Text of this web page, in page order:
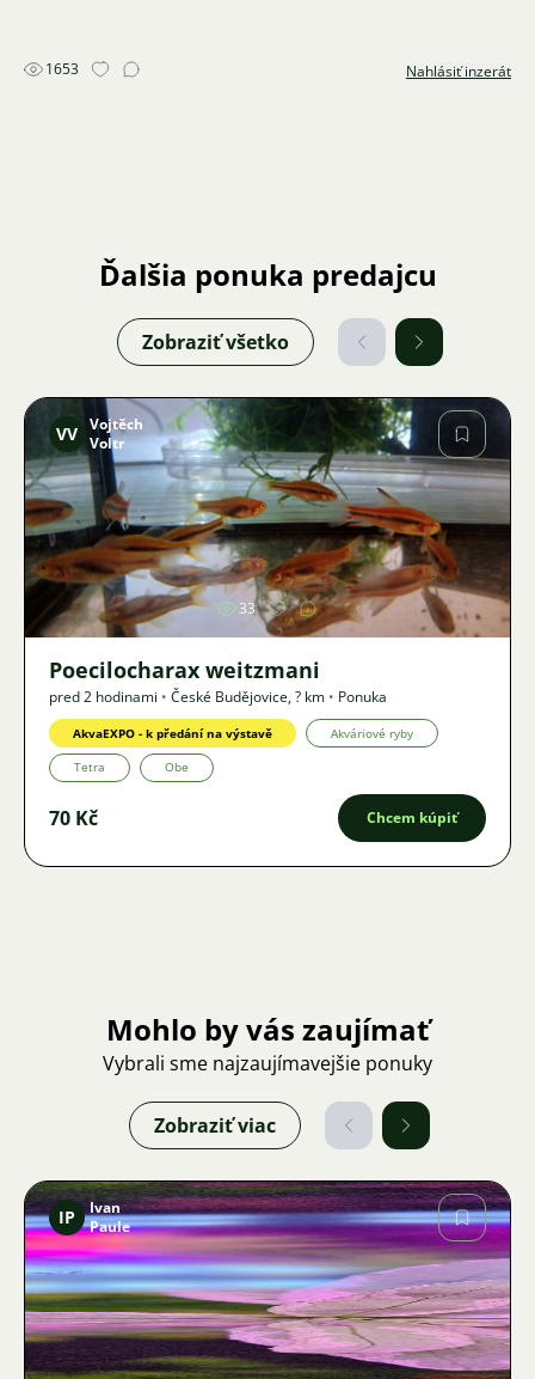
1653 Nahlásiť inzerát
Ďalšia ponuka predajcu
Zobraziť všetko
Obrázok
VV Vojtěch
Voltr
33
Poecilocharax weitzmani
pred 2 hodinami • České Budějovice,? km • Ponuka
AkvaEXPO - k předání na výstavě Akváriové ryby
Tetra Obe
70 Kč Chcem kúpiť
Mohlo by vás zaujímať
Vybrali sme najzaujímavejšie ponuky
Zobraziť viac
Obrázok
IP
Ivan
Paule